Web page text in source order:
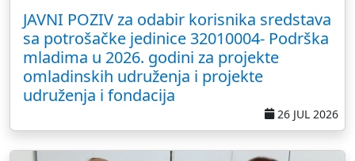
JAVNI POZIV za odabir korisnika sredstava
sa potrošačke jedinice 32010004- Podrška
mladima u 2026. godini za projekte
omladinskih udruženja i projekte
udruženja i fondacija
26 JUL 2026